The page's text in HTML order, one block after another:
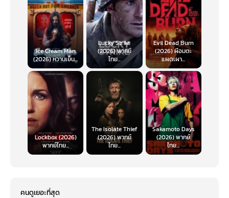
Ice Cream Man
(2026) หวานเย็น...
Lucky Strike
(2026) พากย์
ไทย...
Evil Dead Burn
(2026) ผีอมตะ
แผดเผา...
Lockbox (2026)
พากย์ไทย...
The Isolate Thief
(2026) พากย์
ไทย...
Sakamoto Days
(2026) พากย์
ไทย...
คนดูเยอะที่สุด